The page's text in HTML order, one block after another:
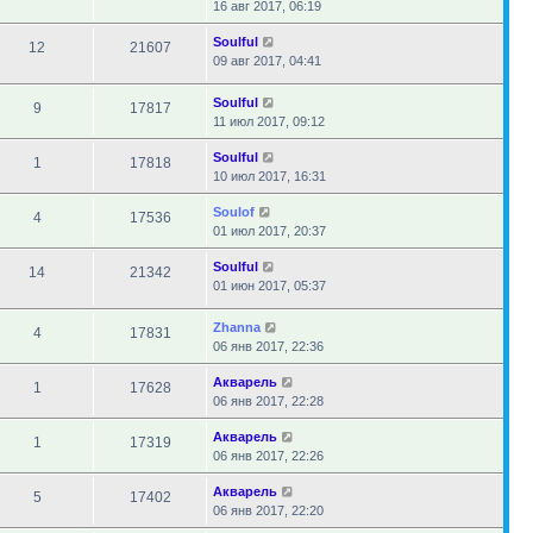
16 авг 2017, 06:19
12 21607
Soulful
09 авг 2017, 04:41
9 17817
Soulful
11 июл 2017, 09:12
1 17818
Soulful
10 июл 2017, 16:31
4 17536
Soulof
01 июл 2017, 20:37
14 21342
Soulful
01 июн 2017, 05:37
4 17831
Zhanna
06 янв 2017, 22:36
1 17628
Акварель
06 янв 2017, 22:28
1 17319
Акварель
06 янв 2017, 22:26
5 17402
Акварель
06 янв 2017, 22:20